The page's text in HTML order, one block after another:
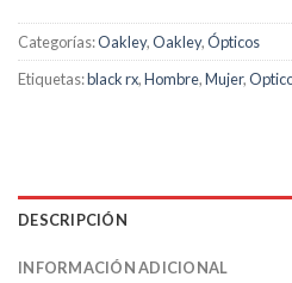
Categorías:Oakley,Oakley,Ópticos
Etiquetas:black rx,Hombre,Mujer,
DESCRIPCIÓN
INFORMACIÓN ADICIONAL